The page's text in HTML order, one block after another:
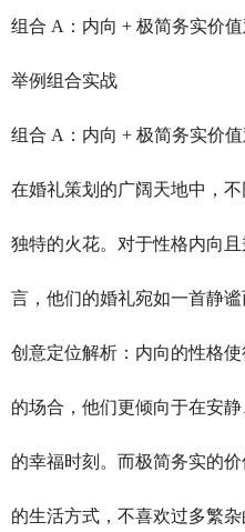
组合 A：内向 + 极简务实价
举例组合实战
组合 A：内向 + 极简务实价
在婚礼策划的广阔天地中，
独特的火花。对于性格内向
言，他们的婚礼宛如一首静谧
创意定位解析：内向的性格
的场合，他们更倾向于在安
的幸福时刻。而极简务实的
的生活方式，不喜欢过多繁